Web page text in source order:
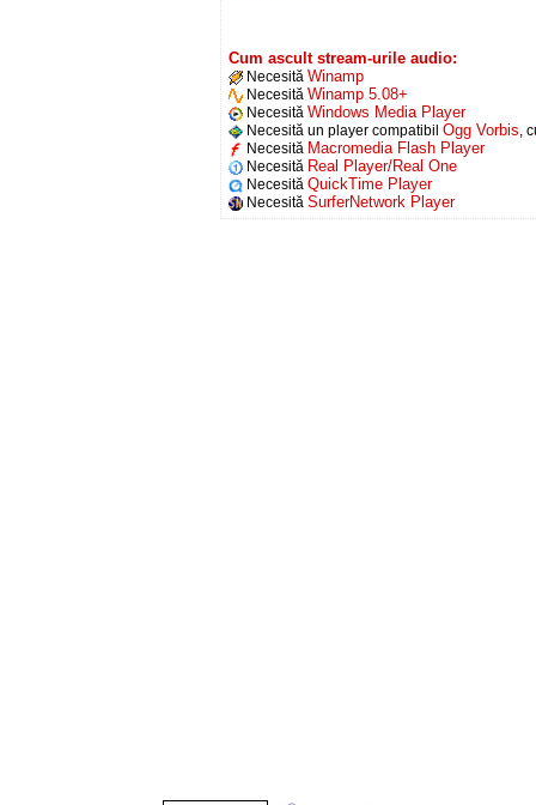
Cum ascult stream-urile audio:
Necesită Winamp
Necesită Winamp 5.08+
Necesită Windows Media Player
Necesită un player compatibil Ogg Vorbis,
Necesită Macromedia Flash Player
Necesită Real Player/Real One
Necesită QuickTime Player
Necesită SurferNetwork Player